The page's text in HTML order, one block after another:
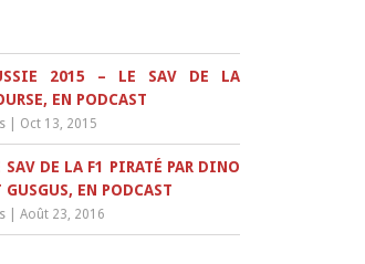
2015 – LE SAV DE LA
EN PODCAST
Oct 13, 2015
SAV DE LA F1 PIRATÉ PAR DINO
GUSGUS, EN PODCAST
|Août 23, 2016